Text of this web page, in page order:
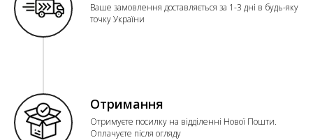
Ваше замовлення доставляється за 1-3 дні в будь-яку
точку України
Отримання
Отримуєте посилку на відділенні Нової Пошти.
Оплачуєте після огляду